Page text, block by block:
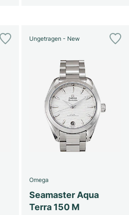
Ungetragen - New
Omega
Seamaster Aqua
Terra 150 M